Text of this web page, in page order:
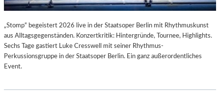
„Stomp“ begeistert 2026 live in der Staatsoper Berlin mit Rhythmuskunst
aus Alltagsgegenständen. Konzertkritik: Hintergründe, Tournee, Highlights.
Sechs Tage gastiert Luke Cresswell mit seiner Rhythmus-
Perkussionsgruppe in der Staatsoper Berlin. Ein ganz außerordentliches
Event.